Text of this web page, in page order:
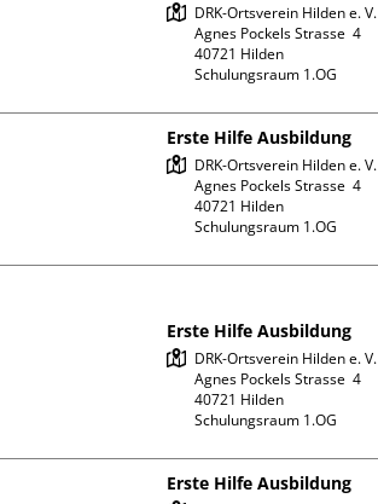
DRK-Ortsverein Hilden e. V.
Agnes Pockels Strasse  4
40721 Hilden
Schulungsraum 1.OG
Erste Hilfe Ausbildung
DRK-Ortsverein Hilden e. V.
Agnes Pockels Strasse  4
40721 Hilden
Schulungsraum 1.OG
Erste Hilfe Ausbildung
DRK-Ortsverein Hilden e. V.
Agnes Pockels Strasse  4
40721 Hilden
Schulungsraum 1.OG
Erste Hilfe Ausbildung